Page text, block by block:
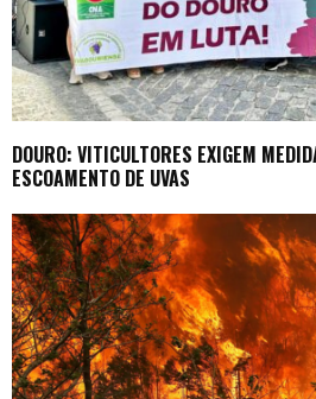
DOURO: VITICULTORES EXIGEM
ESCOAMENTO DE UVAS